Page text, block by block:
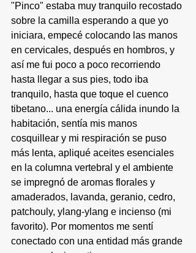
"Pinco" estaba muy tranquilo recostado
sobre la camilla esperando a que yo
iniciara, empecé colocando las manos
en cervicales, después en hombros, y
así me fui poco a poco recorriendo
hasta llegar a sus pies, todo iba
tranquilo, hasta que toque el cuenco
tibetano... una energía cálida inundo la
habitación, sentía mis manos
cosquillear y mi respiración se puso
más lenta, apliqué aceites esenciales
en la columna vertebral y el ambiente
se impregnó de aromas florales y
amaderados, lavanda, geranio, cedro,
patchouly, ylang-ylang e incienso (mi
favorito). Por momentos me sentí
conectado con una entidad más grande